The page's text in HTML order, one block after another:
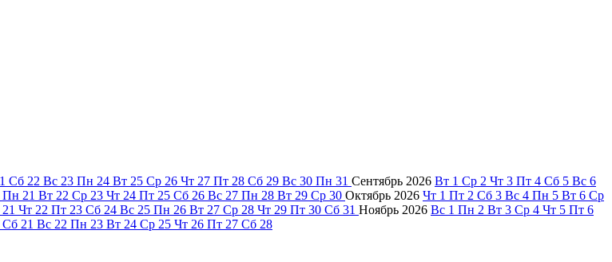
Сб 22 Вс 23 Пн 24 Вт 25 Ср 26 Чт 27 Пт 28 Сб 29 Вс 30 Пн 31 Сентябрь 2026 Вт 1 Ср 2 Чт 3 Пт 4 Сб 5 Вс 6
Пн 21 Вт 22 Ср 23 Чт 24 Пт 25 Сб 26 Вс 27 Пн 28 Вт 29 Ср 30 Октябрь 2026 Чт 1 Пт 2 Сб 3 Вс 4 Пн 5 Вт 6 Ср
21 Чт 22 Пт 23 Сб 24 Вс 25 Пн 26 Вт 27 Ср 28 Чт 29 Пт 30 Сб 31 Ноябрь 2026 Вс 1 Пн 2 Вт 3 Ср 4 Чт 5 Пт 6
Сб 21 Вс 22 Пн 23 Вт 24 Ср 25 Чт 26 Пт 27 Сб 28